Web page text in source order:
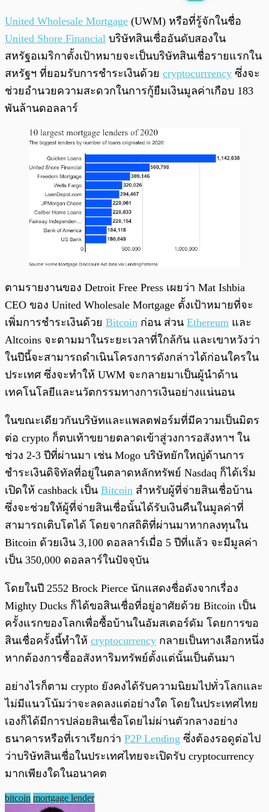
0:00/ 0:00
United Wholesale Mortgage (UWM) หรือที่รู้จักในชื่อ
United Shore Financial บริษัทสินเชื่ออันดับสองใน
สหรัฐอเมริกาตั้งเป้าหมายจะเป็นบริษัทสินเชื่อรายแรกใน
สหรัฐฯ ที่ยอมรับการชำระเงินด้วย cryptocurrrency ซึ่งจะ
ช่วยอำนวยความสะดวกในการกู้ยืมเงินมูลค่าเกือบ 183
พันล้านดอลลาร์
ตามรายงานของ Detroit Free Press เผยว่า Mat Ishbia
CEO ของ United Wholesale Mortgage ตั้งเป้าหมายที่จะ
เพิ่มการชำระเงินด้วย Bitcoin ก่อน ส่วน Ethereum และ
Altcoins จะตามมาในระยะเวลาที่ใกล้กัน และเขาหวังว่า
ในปีนี้จะสามารถดำเนินโครงการดังกล่าวได้ก่อนใครใน
ประเทศ ซึ่งจะทำให้ UWM จะกลายมาเป็นผู้นำด้าน
เทคโนโลยีและนวัตกรรมทางการเงินอย่างแน่นอน
ในขณะเดียวกันบริษัทและแพลตฟอร์มที่มีความเป็นมิตร
ต่อ crypto ก็ตบเท้าขยายตลาดเข้าสู่วงการอสังหาฯ ใน
ช่วง 2-3 ปีที่ผ่านมา เช่น Mogo บริษัทยักใหญ่ด้านการ
ชำระเงินดิจิทัลที่อยู่ในตลาดหลักทรัพย์ Nasdaq ก็ได้เริ่ม
เปิดให้ cashback เป็น Bitcoin สำหรับผู้ที่จ่ายสินเชื่อบ้าน
ซึ่งจะช่วยให้ผู้ที่จ่ายสินเชื่อนั้นได้รับเงินคืนในมูลค่าที่
สามารถเติบโตได้ โดยจากสถิติที่ผ่านมาหากลงทุนใน
Bitcoin ด้วยเงิน 3,100 ดอลลาร์เมื่อ 5 ปีที่แล้ว จะมีมูลค่า
เป็น 350,000 ดอลลาร์ในปัจจุบัน
โดยในปี 2552 Brock Pierce นักแสดงชื่อดังจากเรื่อง
Mighty Ducks ก็ได้ขอสินเชื่อที่อยู่อาศัยด้วย Bitcoin เป็น
ครั้งแรกของโลกเพื่อซื้อบ้านในอัมสเตอร์ดัม โดยการขอ
สินเชื่อครั้งนี้ทำให้ cryptocurrency กลายเป็นทางเลือกหนึ่ง
หากต้องการซื้ออสังหาริมทรัพย์ตั้งแต่นั้นเป็นต้นมา
อย่างไรก็ตาม crypto ยังคงได้รับความนิยมไปทั่วโลกและ
ไม่มีแนวโน้มว่าจะลดลงแต่อย่างใด โดยในประเทศไทย
เองก็ได้มีการปล่อยสินเชื่อโดยไม่ผ่านตัวกลางอย่าง
ธนาคารหรือที่เราเรียกว่า P2P Lending ซึ่งต้องรอดูต่อไป
ว่าบริษัทสินเชื่อในประเทศไทยจะเปิดรับ cryptocurrency
มากเพียงใดในอนาคต
bitcoin mortgage lender